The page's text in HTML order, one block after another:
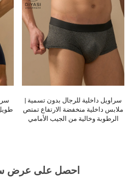
سراويل داخلية رجالية فاخرة بطول
طويل | جيب ثلاثي الأبعاد، وتهوية ومنع
للتسلخات
احصل على عرض